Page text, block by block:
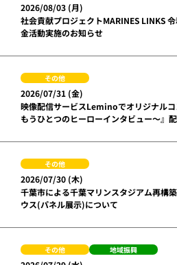
2026/08/03 (月)
社会貢献プロジェクトMARINES LINKS
金活動実施のお知らせ
その他
2026/07/31 (金)
映像配信サービスLeminoでオリジナル
もうひとつのヒーローインタビュー～』
その他
2026/07/30 (木)
千葉市による千葉マリンスタジアム再構
ウス(パネル展示)について
その他 地域振興